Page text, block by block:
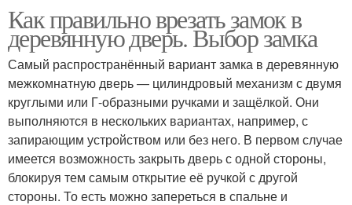
Как правильно врезать замок в
деревянную дверь. Выбор замка
Самый распространённый вариант замка в деревянную
межкомнатную дверь — цилиндровый механизм с двумя
круглыми или Г-образными ручками и защёлкой. Они
выполняются в нескольких вариантах, например, с
запирающим устройством или без него. В первом случае
имеется возможность закрыть дверь с одной стороны,
блокируя тем самым открытие её ручкой с другой
стороны. То есть можно запереться в спальне и